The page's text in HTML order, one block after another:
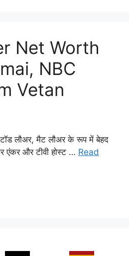
Net Worth
NBC
Vetan
लौअर, मैट लौअर के रूप में बेहद
एंकर और टीवी होस्ट … Read